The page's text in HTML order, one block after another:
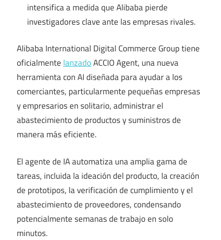
intensifica a medida que Alibaba pierde
investigadores clave ante las empresas rivales.
Alibaba International Digital Commerce Group tiene
oficialmente lanzadoACCIO Agent, una nueva
herramienta con AI diseñada para ayudar a los
comerciantes, particularmente pequeñas empresas
y empresarios en solitario, administrar el
abastecimiento de productos y suministros de
manera más eficiente.
El agente de IA automatiza una amplia gama de
tareas, incluida la ideación del producto, la creación
de prototipos, la verificación de cumplimiento y el
abastecimiento de proveedores, condensando
potencialmente semanas de trabajo en solo
minutos.